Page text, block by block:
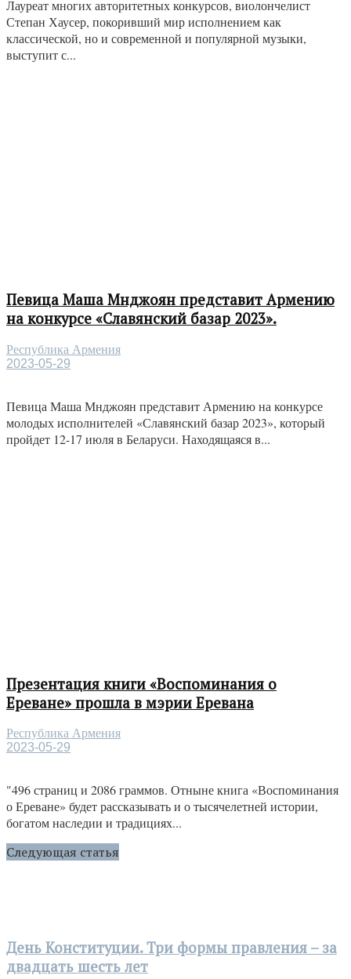
Лауреат многих авторитетных конкурсов, виолончелист
Степан Хаусер, покоривший мир исполнением как
классической, но и современной и популярной музыки,
выступит с...
Певица Маша Мнджоян представит Армению
на конкурсе «Славянский базар 2023».
Республика Армения
2023-05-29
Певица Маша Мнджоян представит Армению на конкурсе
молодых исполнителей «Славянский базар 2023», который
пройдет 12-17 июля в Беларуси. Находящаяся в...
Презентация книги «Воспоминания о
Ереване» прошла в мэрии Еревана
Республика Армения
2023-05-29
"496 страниц и 2086 граммов. Отныне книга «Воспоминания
о Ереване» будет рассказывать и о тысячелетней истории,
богатом наследии и традициях...
Следующая статья
День Конституции. Три формы правления – за
двадцать шесть лет